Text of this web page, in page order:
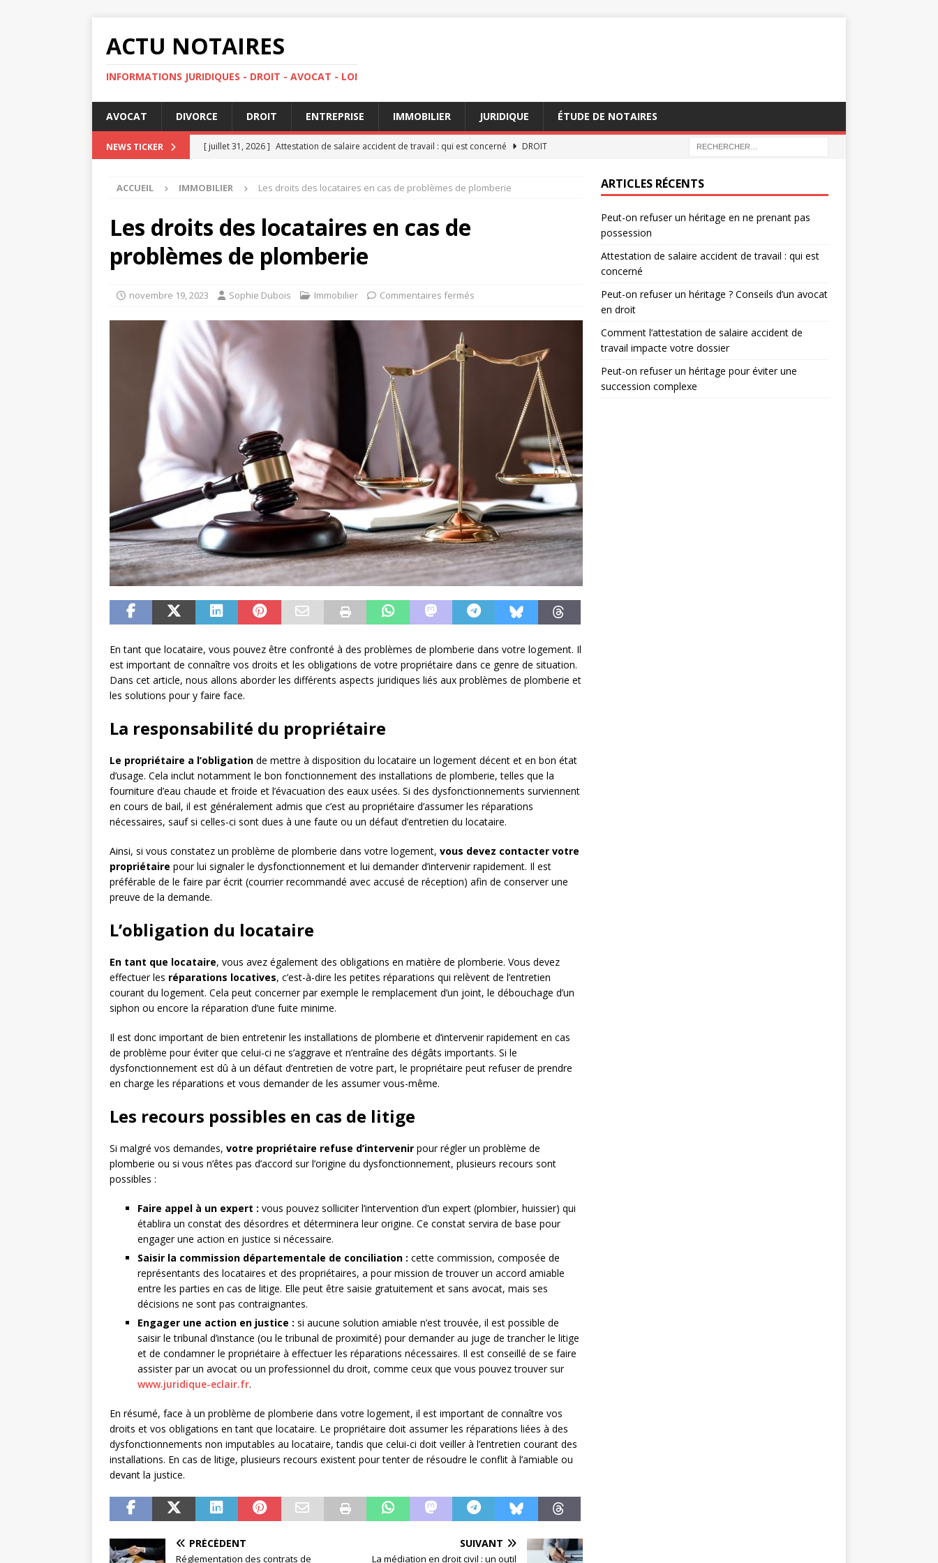
ACTU NOTAIRES
INFORMATIONS JURIDIQUES - DROIT - AVOCAT - LOI
AVOCAT DIVORCE DROIT ENTREPRISE IMMOBILIER JURIDIQUE ÉTUDE DE NOTAIRES
NEWS TICKER [ juillet 31, 2026 ] Attestation de salaire accident de travail : qui est concerné
DROIT
[ juillet 23, 2026 ] Comment l’attestation de salaire accident de travail impacte votre dossier
DROIT
[ août 4, 2026 ] Peut-on refuser un héritage en ne prenant pas possession
ACCUEIL IMMOBILIER Les droits des locataires en cas de problèmes de plomberie
Les droits des locataires en cas de
problèmes de plomberie
novembre 19, 2023 Sophie Dubois Immobilier Commentaires fermés
En tant que locataire, vous pouvez être confronté à des problèmes de plomberie dans votre logement. Il
est important de connaître vos droits et les obligations de votre propriétaire dans ce genre de situation.
Dans cet article, nous allons aborder les différents aspects juridiques liés aux problèmes de plomberie et
les solutions pour y faire face.
La responsabilité du propriétaire
Le propriétaire a l’obligation de mettre à disposition du locataire un logement décent et en bon état
d’usage. Cela inclut notamment le bon fonctionnement des installations de plomberie, telles que la
fourniture d’eau chaude et froide et l’évacuation des eaux usées. Si des dysfonctionnements surviennent
en cours de bail, il est généralement admis que c’est au propriétaire d’assumer les réparations
nécessaires, sauf si celles-ci sont dues à une faute ou un défaut d’entretien du locataire.
Ainsi, si vous constatez un problème de plomberie dans votre logement, vous devez contacter votre
propriétaire pour lui signaler le dysfonctionnement et lui demander d’intervenir rapidement. Il est
préférable de le faire par écrit (courrier recommandé avec accusé de réception) afin de conserver une
preuve de la demande.
L’obligation du locataire
En tant que locataire, vous avez également des obligations en matière de plomberie. Vous devez
effectuer les réparations locatives, c’est-à-dire les petites réparations qui relèvent de l’entretien
courant du logement. Cela peut concerner par exemple le remplacement d’un joint, le débouchage d’un
siphon ou encore la réparation d’une fuite minime.
Il est donc important de bien entretenir les installations de plomberie et d’intervenir rapidement en cas
de problème pour éviter que celui-ci ne s’aggrave et n’entraîne des dégâts importants. Si le
dysfonctionnement est dû à un défaut d’entretien de votre part, le propriétaire peut refuser de prendre
en charge les réparations et vous demander de les assumer vous-même.
Les recours possibles en cas de litige
Si malgré vos demandes, votre propriétaire refuse d’intervenir pour régler un problème de
plomberie ou si vous n’êtes pas d’accord sur l’origine du dysfonctionnement, plusieurs recours sont
possibles :
Faire appel à un expert : vous pouvez solliciter l’intervention d’un expert (plombier, huissier) qui
établira un constat des désordres et déterminera leur origine. Ce constat servira de base pour
engager une action en justice si nécessaire.
Saisir la commission départementale de conciliation : cette commission, composée de
représentants des locataires et des propriétaires, a pour mission de trouver un accord amiable
entre les parties en cas de litige. Elle peut être saisie gratuitement et sans avocat, mais ses
décisions ne sont pas contraignantes.
Engager une action en justice : si aucune solution amiable n’est trouvée, il est possible de
saisir le tribunal d’instance (ou le tribunal de proximité) pour demander au juge de trancher le litige
et de condamner le propriétaire à effectuer les réparations nécessaires. Il est conseillé de se faire
assister par un avocat ou un professionnel du droit, comme ceux que vous pouvez trouver sur
www.juridique-eclair.fr.
En résumé, face à un problème de plomberie dans votre logement, il est important de connaître vos
droits et vos obligations en tant que locataire. Le propriétaire doit assumer les réparations liées à des
dysfonctionnements non imputables au locataire, tandis que celui-ci doit veiller à l’entretien courant des
installations. En cas de litige, plusieurs recours existent pour tenter de résoudre le conflit à l’amiable ou
devant la justice.
PRÉCÉDENT
Réglementation des contrats de
SUIVANT
La médiation en droit civil : un outil
ARTICLES RÉCENTS
Peut-on refuser un héritage en ne prenant pas
possession
Attestation de salaire accident de travail : qui est
concerné
Peut-on refuser un héritage ? Conseils d’un avocat
en droit
Comment l’attestation de salaire accident de
travail impacte votre dossier
Peut-on refuser un héritage pour éviter une
succession complexe